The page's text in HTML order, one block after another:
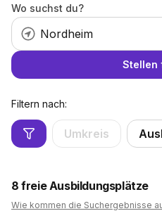
Wo suchst du?
Stellen
Filtern nach:
Umkreis
8 freie Ausbildungsplätze
Wie kommen die Suchergebnisse